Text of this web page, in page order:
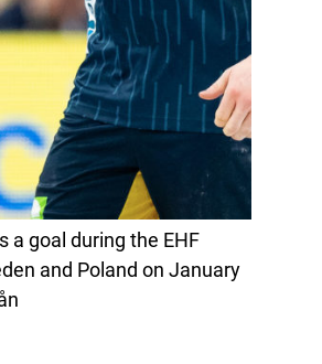
a goal during the EHF
and Poland on January